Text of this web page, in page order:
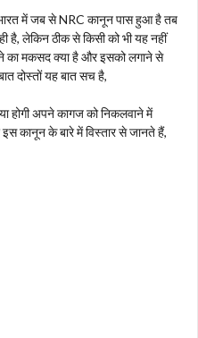
में जब से NRC कानून पास हुआ है तब
है, लेकिन ठीक से किसी को भी यह नहीं
का मकसद क्या है और इसको लगाने से
दोस्तों यह बात सच है,
होगी अपने कागज को निकलवाने में
कानून के बारे में विस्तार से जानते हैं,